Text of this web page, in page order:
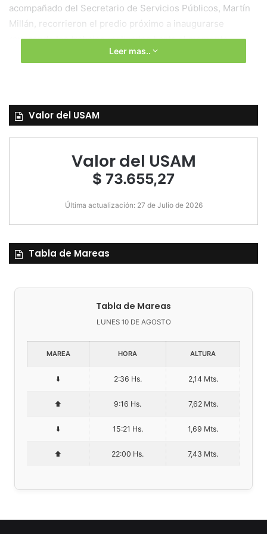
acompañado del Secretario de Servicios Públicos, Martín
Millán, recorrieron el predio próximo a inaugurarse
repasando los trabajos realizados hasta el momento.
Leer mas..
Valor del USAM
Valor del USAM
$ 73.655,27
Última actualización: 27 de Julio de 2026
Tabla de Mareas
Tabla de Mareas
LUNES 10 DE AGOSTO
MAREA HORA ALTURA
⬇️ 2:36 Hs. 2,14 Mts.
⬆️ 9:16 Hs. 7,62 Mts.
⬇️ 15:21 Hs. 1,69 Mts.
⬆️ 22:00 Hs. 7,43 Mts.